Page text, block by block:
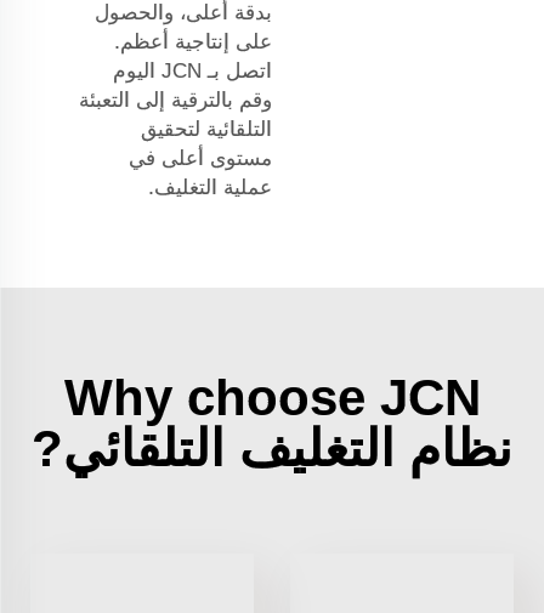
بدقة أعلى، والحصول
على إنتاجية أعظم.
اتصل بـ JCN اليوم
وقم بالترقية إلى التعبئة
التلقائية لتحقيق
مستوى أعلى في
عملية التغليف.
Why choose JCN
نظام التغليف التلقائي?